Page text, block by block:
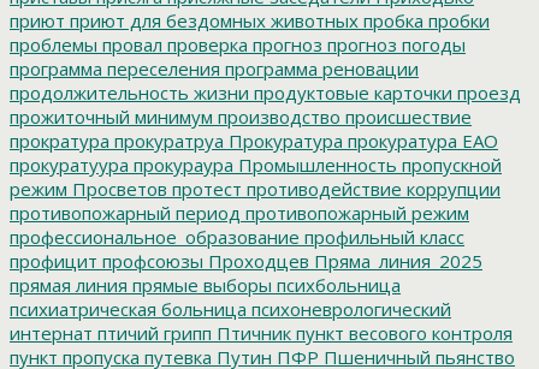
приют приют для бездомных животных пробка пробки
проблемы провал проверка прогноз прогноз погоды
программа переселения программа реновации
продолжительность жизни продуктовые карточки проезд
прожиточный минимум производство происшествие
прократура прокуратруа Прокуратура прокуратура ЕАО
прокуратуура прокураура Промышленность пропускной
режим Просветов протест противодействие коррупции
противопожарный период противопожарный режим
профессиональное_образование профильный класс
профицит профсоюзы Проходцев Пряма_линия_2025
прямая линия прямые выборы психбольница
психиатрическая больница психоневрологический
интернат птичий грипп Птичник пункт весового контроля
пункт пропуска путевка Путин ПФР Пшеничный пьянство